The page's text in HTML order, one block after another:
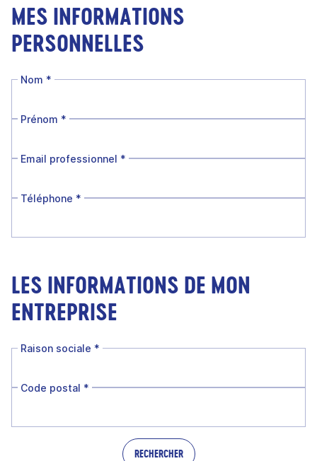
MES INFORMATIONS
PERSONNELLES
Nom *
Prénom *
Email professionnel *
Téléphone *
LES INFORMATIONS DE MON
ENTREPRISE
Raison sociale *
Code postal *
RECHERCHER